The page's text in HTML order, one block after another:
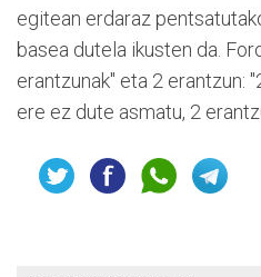
egitean erdaraz
basea dutela ikusten da.
erantzunak" eta 2 erantzun:
ere ez dute asmatu, 2